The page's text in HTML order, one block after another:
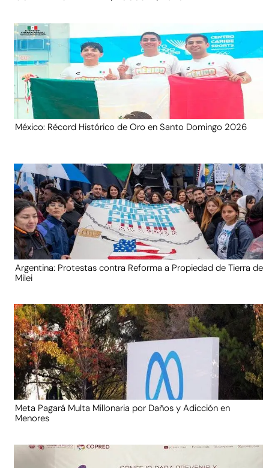
México: Récord Histórico de Oro en Santo Domingo 2026
Argentina: Protestas contra Reforma a Propiedad de Tierra de
Milei
Meta Pagará Multa Millonaria por Daños y Adicción en
Menores